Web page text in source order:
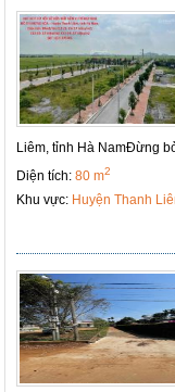
Liêm, tỉnh Hà NamĐừng
Diện tích:80 m2
Khu vực: Huyện Thanh